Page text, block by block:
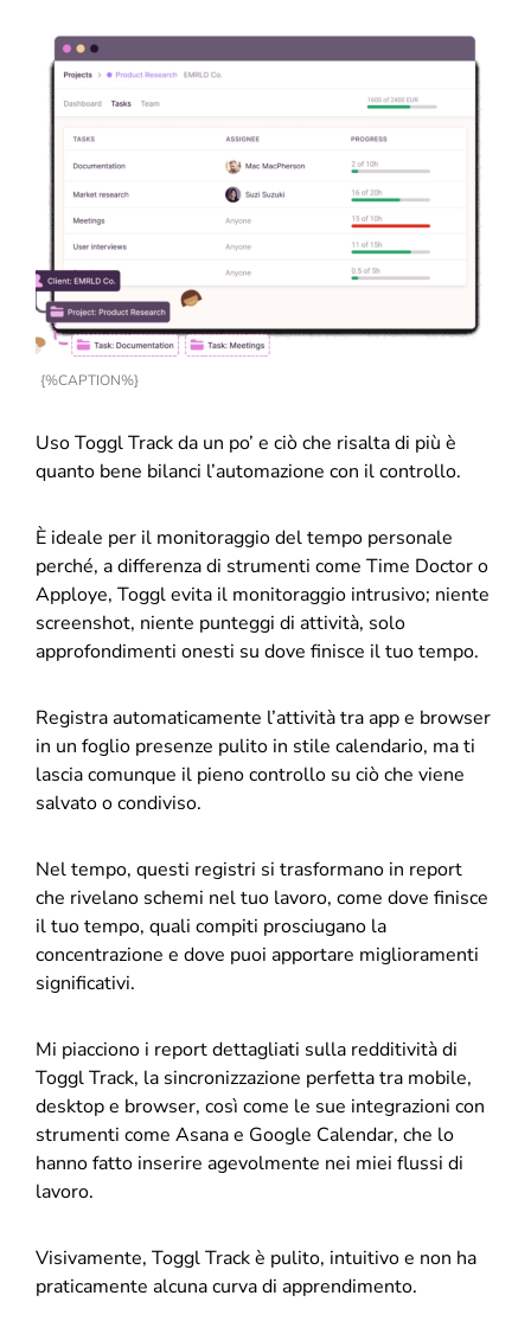
{%CAPTION%}
Uso Toggl Track da un po’ e ciò che risalta di più è
quanto bene bilanci l’automazione con il controllo.
È ideale per il monitoraggio del tempo personale
perché, a differenza di strumenti come Time Doctor o
Apploye, Toggl evita il monitoraggio intrusivo; niente
screenshot, niente punteggi di attività, solo
approfondimenti onesti su dove finisce il tuo tempo.
Registra automaticamente l’attività tra app e browser
in un foglio presenze pulito in stile calendario, ma ti
lascia comunque il pieno controllo su ciò che viene
salvato o condiviso.
Nel tempo, questi registri si trasformano in report
che rivelano schemi nel tuo lavoro, come dove finisce
il tuo tempo, quali compiti prosciugano la
concentrazione e dove puoi apportare miglioramenti
significativi.
Mi piacciono i report dettagliati sulla redditività di
Toggl Track, la sincronizzazione perfetta tra mobile,
desktop e browser, così come le sue integrazioni con
strumenti come Asana e Google Calendar, che lo
hanno fatto inserire agevolmente nei miei flussi di
lavoro.
Visivamente, Toggl Track è pulito, intuitivo e non ha
praticamente alcuna curva di apprendimento.